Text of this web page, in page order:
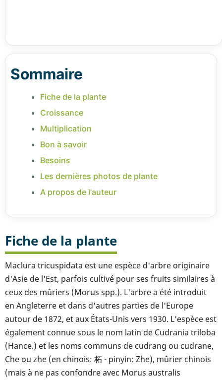
Sommaire
Fiche de la plante
Croissance
Multiplication
Bon à savoir
Besoins
Les dernières photos de plante
A propos de l'auteur
Fiche de la plante
Maclura tricuspidata est une espèce d'arbre originaire
d'Asie de l'Est, parfois cultivé pour ses fruits similaires à
ceux des mûriers (Morus spp.). L'arbre a été introduit
en Angleterre et dans d'autres parties de l'Europe
autour de 1872, et aux États-Unis vers 1930. L'espèce est
également connue sous le nom latin de Cudrania triloba
(Hance.) et les noms communs de cudrang ou cudrane,
Che ou zhe (en chinois: 柘 - pinyin: Zhe), mûrier chinois
(mais à ne pas confondre avec Morus australis